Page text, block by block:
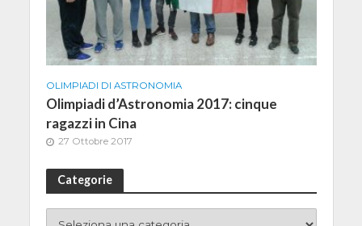
OLIMPIADI DI ASTRONOMIA
Olimpiadi d’Astronomia 2017: cinque
ragazzi in Cina
27 Ottobre 2017
Categorie